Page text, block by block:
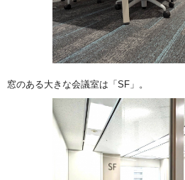
窓のある大きな会議室は「SF」。